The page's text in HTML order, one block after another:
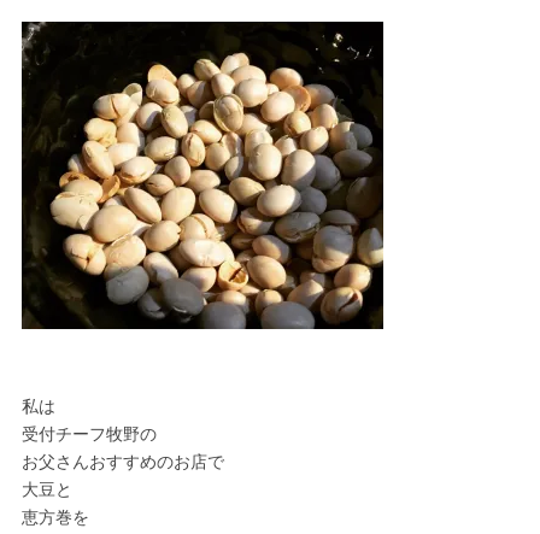
私は
受付チーフ牧野の
お父さんおすすめのお店で
大豆と
恵方巻を